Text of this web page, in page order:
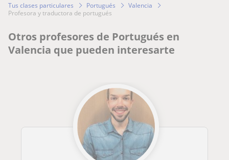
Tus clases particulares Portugués
Valencia
profesora y traductora de portugués
Otros profesores de Portugués en
Valencia que pueden interesarte